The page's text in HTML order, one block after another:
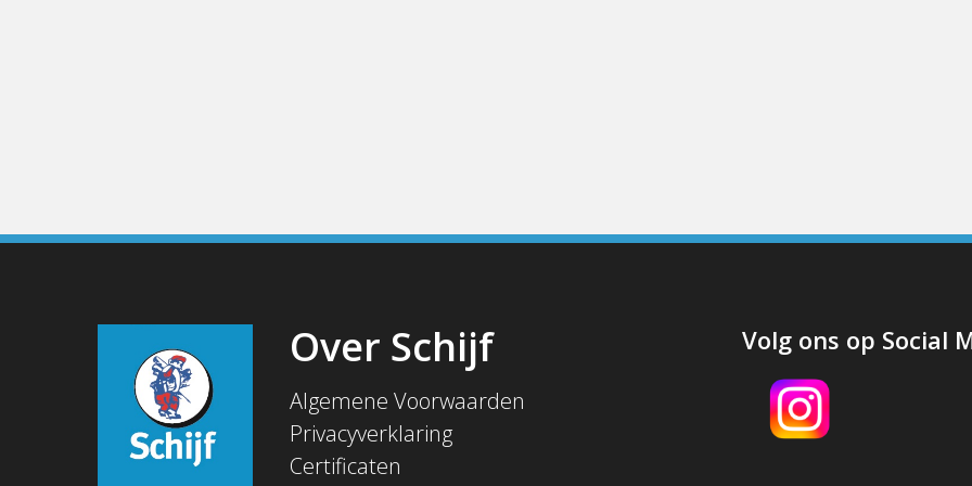
Over Schijf
Algemene Voorwaarden
Privacyverklaring
Certificaten
Volg ons op Social